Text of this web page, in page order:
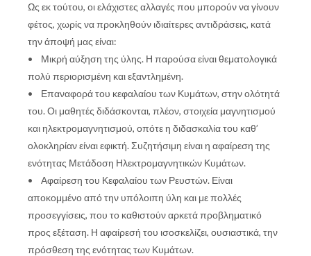
Ως εκ τούτου, οι ελάχιστες αλλαγές που μπορούν να γίνουν
φέτος, χωρίς να προκληθούν ιδιαίτερες αντιδράσεις, κατά
την άποψή μας είναι:
• Μικρή αύξηση της ύλης. Η παρούσα είναι θεματολογικά
πολύ περιορισμένη και εξαντλημένη.
• Επαναφορά του κεφαλαίου των Κυμάτων, στην ολότητά
του. Οι μαθητές διδάσκονται, πλέον, στοιχεία μαγνητισμού
και ηλεκτρομαγνητισμού, οπότε η διδασκαλία του καθ’
ολοκληρίαν είναι εφικτή. Συζητήσιμη είναι η αφαίρεση της
ενότητας Μετάδοση Ηλεκτρομαγνητικών Κυμάτων.
• Αφαίρεση του Κεφαλαίου των Ρευστών. Είναι
αποκομμένο από την υπόλοιπη ύλη και με πολλές
προσεγγίσεις, που το καθιστούν αρκετά προβληματικό
προς εξέταση. Η αφαίρεσή του ισοσκελίζει, ουσιαστικά, την
πρόσθεση της ενότητας των Κυμάτων.